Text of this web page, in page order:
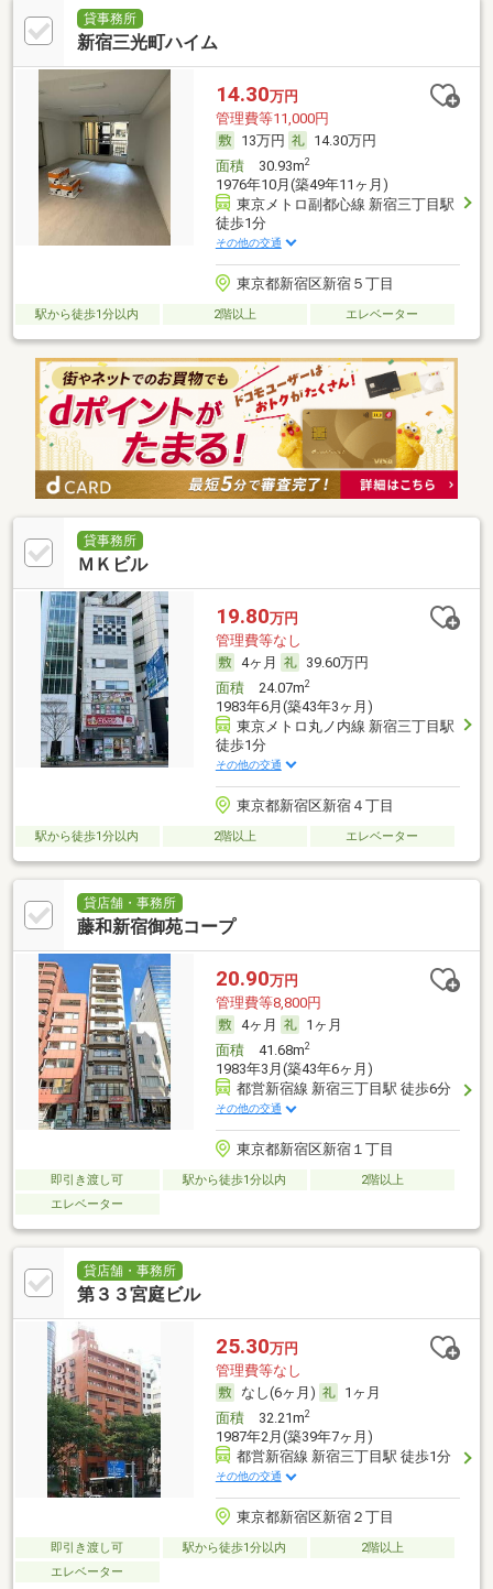
貸事務所
新宿三光町ハイム
14.30万円
管理費等11,000円
13万円
14.30万円
面積30.93m2
1976年10月(築49年11ヶ月)
東京メトロ副都心線 新宿三丁目駅
徒歩1分
その他の交通
東京都新宿区新宿５丁目
駅から徒歩1分以内 2階以上 エレベーター
貸事務所
ＭＫビル
19.80万円
管理費等なし
4ヶ月
39.60万円
面積24.07m2
1983年6月(築43年3ヶ月)
東京メトロ丸ノ内線 新宿三丁目駅
徒歩1分
その他の交通
東京都新宿区新宿４丁目
駅から徒歩1分以内 2階以上 エレベーター
貸店舗・事務所
藤和新宿御苑コープ
20.90万円
管理費等8,800円
4ヶ月
1ヶ月
面積41.68m2
1983年3月(築43年6ヶ月)
都営新宿線 新宿三丁目駅 徒歩6分
その他の交通
東京都新宿区新宿１丁目
即引き渡し可 駅から徒歩1分以内
2階以上
エレベーター
貸店舗・事務所
第３３宮庭ビル
25.30万円
管理費等なし
なし(6ヶ月)
1ヶ月
面積32.21m2
1987年2月(築39年7ヶ月)
都営新宿線 新宿三丁目駅 徒歩1分
その他の交通
東京都新宿区新宿２丁目
即引き渡し可 駅から徒歩1分以内
2階以上
エレベーター